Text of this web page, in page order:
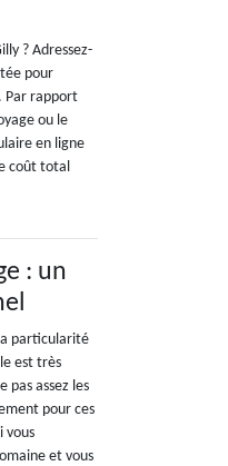
? Adressez-
pour
Par rapport
ou le
en ligne
coût total
: un
particularité
est très
pas assez les
pour ces
vous
et vous